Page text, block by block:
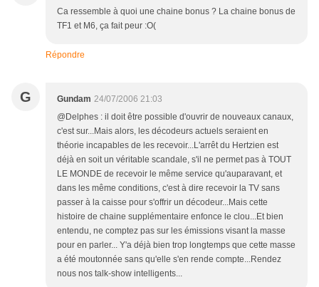
Ca ressemble à quoi une chaine bonus ? La chaine bonus de
TF1 et M6, ça fait peur :O(
Répondre
G Gundam 24/07/2006 21:03
@Delphes : il doit être possible d'ouvrir de nouveaux canaux,
c'est sur...Mais alors, les décodeurs actuels seraient en
théorie incapables de les recevoir...L'arrêt du Hertzien est
déjà en soit un véritable scandale, s'il ne permet pas à TOUT
LE MONDE de recevoir le même service qu'auparavant, et
dans les même conditions, c'est à dire recevoir la TV sans
passer à la caisse pour s'offrir un décodeur...Mais cette
histoire de chaine supplémentaire enfonce le clou...Et bien
entendu, ne comptez pas sur les émissions visant la masse
pour en parler... Y'a déjà bien trop longtemps que cette masse
a été moutonnée sans qu'elle s'en rende compte...Rendez
nous nos talk-show intelligents...